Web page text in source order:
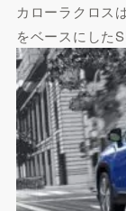
カローラクロス
をベースにした